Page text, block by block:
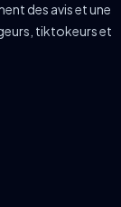
des avis et une
tiktokeurs et